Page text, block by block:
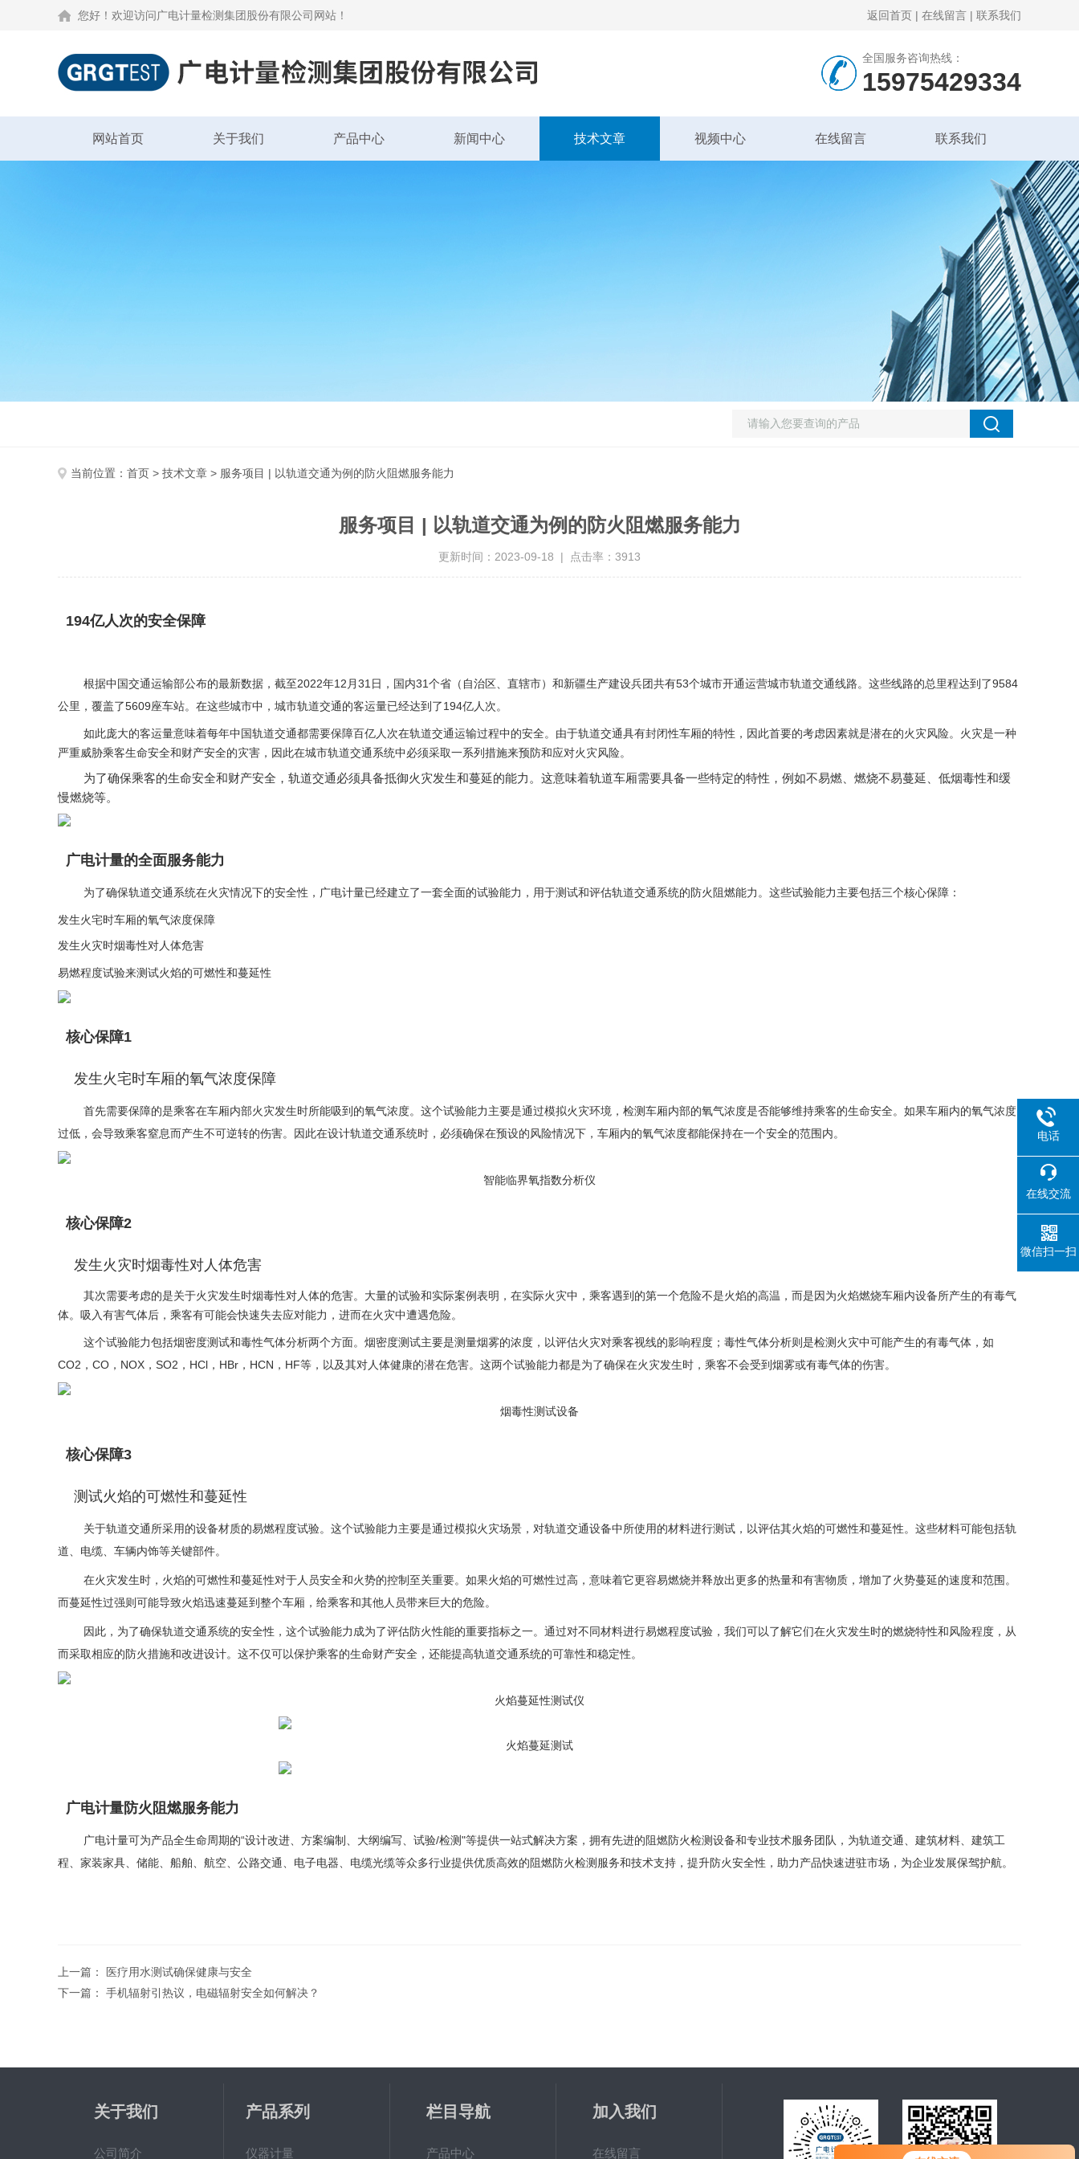
您好！欢迎访问广电计量检测集团股份有限公司网站！ 返回首页 | 在线留言 | 联系我们
全国服务咨询热线：
15975429334
网站首页 关于我们 产品中心 新闻中心 技术文章 视频中心 在线留言 联系我们
当前位置： 首页 > 技术文章 > 服务项目 | 以轨道交通为例的防火阻燃服务能力
服务项目 | 以轨道交通为例的防火阻燃服务能力
更新时间：2023-09-18 | 点击率：3913
194亿人次的安全保障
根据中国交通运输部公布的最新数据，截至2022年12月31日，国内31个省（自治区、直辖市）和新疆生产建设兵团共有53个城市开通运营城市轨道交通线路。这些线路的总里程达到了9584
公里，覆盖了5609座车站。在这些城市中，城市轨道交通的客运量已经达到了194亿人次。
如此庞大的客运量意味着每年中国轨道交通都需要保障百亿人次在轨道交通运输过程中的安全。由于轨道交通具有封闭性车厢的特性，因此首要的考虑因素就是潜在的火灾风险。火灾是一种
严重威胁乘客生命安全和财产安全的灾害，因此在城市轨道交通系统中必须采取一系列措施来预防和应对火灾风险。
为了确保乘客的生命安全和财产安全，轨道交通必须具备抵御火灾发生和蔓延的能力。这意味着轨道车厢需要具备一些特定的特性，例如不易燃、燃烧不易蔓延、低烟毒性和缓
慢燃烧等。
广电计量的全面服务能力
为了确保轨道交通系统在火灾情况下的安全性，广电计量已经建立了一套全面的试验能力，用于测试和评估轨道交通系统的防火阻燃能力。这些试验能力主要包括三个核心保障：
发生火宅时车厢的氧气浓度保障
发生火灾时烟毒性对人体危害
易燃程度试验来测试火焰的可燃性和蔓延性
核心保障1
发生火宅时车厢的氧气浓度保障
首先需要保障的是乘客在车厢内部火灾发生时所能吸到的氧气浓度。这个试验能力主要是通过模拟火灾环境，检测车厢内部的氧气浓度是否能够维持乘客的生命安全。如果车厢内的氧气浓度
过低，会导致乘客窒息而产生不可逆转的伤害。因此在设计轨道交通系统时，必须确保在预设的风险情况下，车厢内的氧气浓度都能保持在一个安全的范围内。
智能临界氧指数分析仪
核心保障2
发生火灾时烟毒性对人体危害
其次需要考虑的是关于火灾发生时烟毒性对人体的危害。大量的试验和实际案例表明，在实际火灾中，乘客遇到的第一个危险不是火焰的高温，而是因为火焰燃烧车厢内设备所产生的有毒气
体。吸入有害气体后，乘客有可能会快速失去应对能力，进而在火灾中遭遇危险。
这个试验能力包括烟密度测试和毒性气体分析两个方面。烟密度测试主要是测量烟雾的浓度，以评估火灾对乘客视线的影响程度；毒性气体分析则是检测火灾中可能产生的有毒气体，如
CO2，CO，NOX，SO2，HCl，HBr，HCN，HF等，以及其对人体健康的潜在危害。这两个试验能力都是为了确保在火灾发生时，乘客不会受到烟雾或有毒气体的伤害。
烟毒性测试设备
核心保障3
测试火焰的可燃性和蔓延性
关于轨道交通所采用的设备材质的易燃程度试验。这个试验能力主要是通过模拟火灾场景，对轨道交通设备中所使用的材料进行测试，以评估其火焰的可燃性和蔓延性。这些材料可能包括轨
道、电缆、车辆内饰等关键部件。
在火灾发生时，火焰的可燃性和蔓延性对于人员安全和火势的控制至关重要。如果火焰的可燃性过高，意味着它更容易燃烧并释放出更多的热量和有害物质，增加了火势蔓延的速度和范围。
而蔓延性过强则可能导致火焰迅速蔓延到整个车厢，给乘客和其他人员带来巨大的危险。
因此，为了确保轨道交通系统的安全性，这个试验能力成为了评估防火性能的重要指标之一。通过对不同材料进行易燃程度试验，我们可以了解它们在火灾发生时的燃烧特性和风险程度，从
而采取相应的防火措施和改进设计。这不仅可以保护乘客的生命财产安全，还能提高轨道交通系统的可靠性和稳定性。
火焰蔓延性测试仪
火焰蔓延测试
广电计量防火阻燃服务能力
广电计量可为产品全生命周期的“设计改进、方案编制、大纲编写、试验/检测"等提供一站式解决方案，拥有先进的阻燃防火检测设备和专业技术服务团队，为轨道交通、建筑材料、建筑工
程、家装家具、储能、船舶、航空、公路交通、电子电器、电缆光缆等众多行业提供优质高效的阻燃防火检测服务和技术支持，提升防火安全性，助力产品快速进驻市场，为企业发展保驾护航。
上一篇：
医疗用水测试确保健康与安全
下一篇： 手机辐射引热议，电磁辐射安全如何解决？
关于我们
公司简介
产品系列
仪器计量
栏目导航
产品中心
加入我们
在线留言
电话
在线交流
微信扫一扫